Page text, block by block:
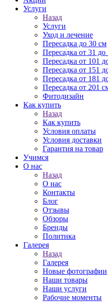
Услуги
Назад
Услуги
Уход и лечение
Пересадка до 30 см
Пересадка от 31 до
Пересадка от 101
Пересадка от 151
Пересадка от 181
Пересадка от 201
Фитодизайн
Как купить
Назад
Как купить
Условия оплаты
Условия доставки
Гарантия на товар
Учимся
О нас
Назад
О нас
Контакты
Блог
Отзывы
Обзоры
Бренды
Политика
Галерея
Назад
Галерея
Новые фотографии
Наши товары
Наши услуги
Рабочие моменты